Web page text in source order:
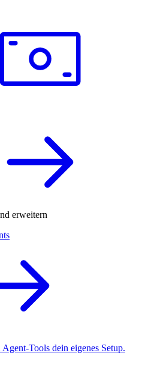
erweitern
Tools dein eigenes Setup.